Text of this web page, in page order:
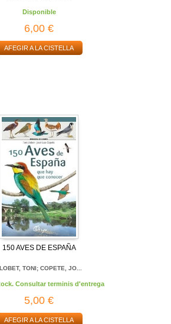
Disponible
6,00 €
AFEGIR A LA CISTELLA
150 AVES DE ESPAÑA
TONI; COPETE, JO...
Consultar terminis d'entrega
5,00 €
AFEGIR A LA CISTELLA